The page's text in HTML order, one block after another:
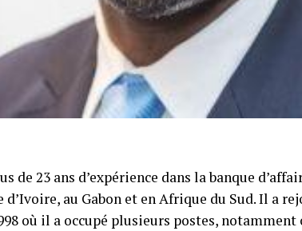
de 23 ans d’expérience dans la banque
d’Ivoire, au Gabon et en Afrique du Sud. Il a
où il a occupé plusieurs postes, notamment